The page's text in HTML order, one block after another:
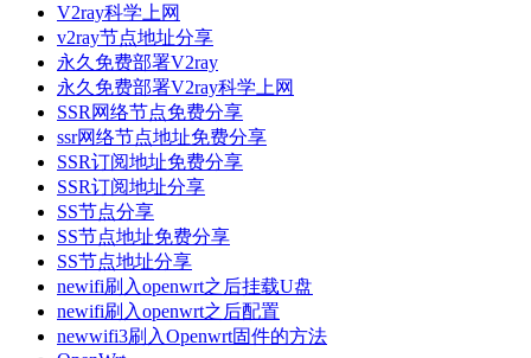
V2ray科学上网
v2ray节点地址分享
永久免费部署V2ray
永久免费部署V2ray科学上网
SSR网络节点免费分享
ssr网络节点地址免费分享
SSR订阅地址免费分享
SSR订阅地址分享
SS节点分享
SS节点地址免费分享
SS节点地址分享
newifi刷入openwrt之后挂载U盘
newifi刷入openwrt之后配置
newwifi3刷入Openwrt固件的方法